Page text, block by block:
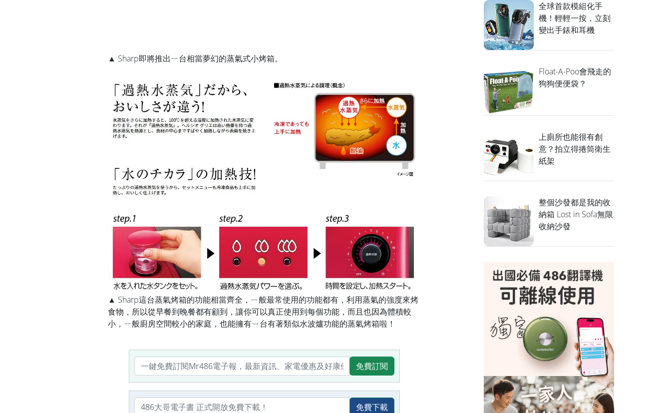
▲ Sharp即將推出ㄧ台相當夢幻的蒸氣式小烤箱。
▲ Sharp這台蒸氣烤箱的功能相當齊全，ㄧ般最常使用的功能都有，利用蒸氣的強度來烤
食物，所以從早餐到晚餐都有顧到，讓你可以真正使用到每個功能，而且也因為體積較
小，ㄧ般廚房空間較小的家庭，也能擁有ㄧ台有著類似水波爐功能的蒸氣烤箱啦！
免費訂閱
免費下載
全球首款模組化手
機！輕輕一按，立刻
變出手錶和耳機
Float-A-Poo會飛走的
狗狗便便袋？
上廁所也能很有創
意？拍立得捲筒衛生
紙架
整個沙發都是我的收
納箱 Lost in Sofa無限
收納沙發